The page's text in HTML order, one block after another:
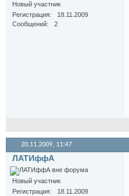
Новый участник
Регистрация
18.11.2009
Сообщений
2
20.11.2009, 11:47
ЛАТИффА
Новый участник
Регистрация
18.11.2009